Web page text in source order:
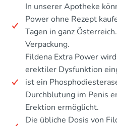
In unserer Apotheke
Power ohne Rezept
Tagen in ganz
Verpackung.
Fildena Extra Power
erektiler Dysfunktion
ist ein
Durchblutung im Penis
Erektion ermöglicht.
Die übliche Dosis von